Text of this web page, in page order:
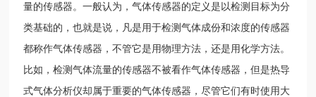
量的传感器。一般认为，气体传感器的定义是以检测目标为分
类基础的，也就是说，凡是用于检测气体成份和浓度的传感器
都称作气体传感器，不管它是用物理方法，还是用化学方法。
比如，检测气体流量的传感器不被看作气体传感器，但是热导
式气体分析仪却属于重要的气体传感器，尽管它们有时使用大